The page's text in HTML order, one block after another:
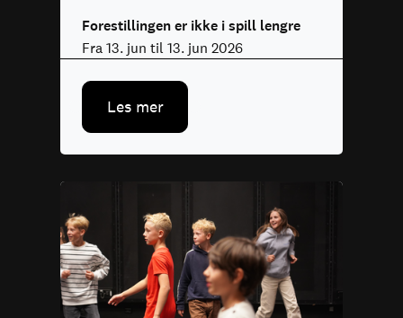
Forestillingen er ikke i spill lengre
Fra 13. jun til 13. jun 2026
Les mer